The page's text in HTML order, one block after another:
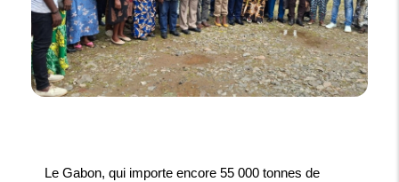
Le Gabon, qui importe encore 55 000 tonnes de